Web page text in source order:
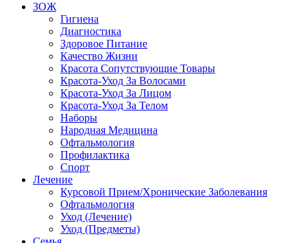
ЗОЖ
Гигиена
Диагностика
Здоровое Питание
Качество Жизни
Красота Сопутствующие Товары
Красота-Уход За Волосами
Красота-Уход За Лицом
Красота-Уход За Телом
Наборы
Народная Медицина
Офтальмология
Профилактика
Спорт
Лечение
Курсовой Прием/Хронические Заболевания
Офтальмология
Уход (Лечение)
Уход (Предметы)